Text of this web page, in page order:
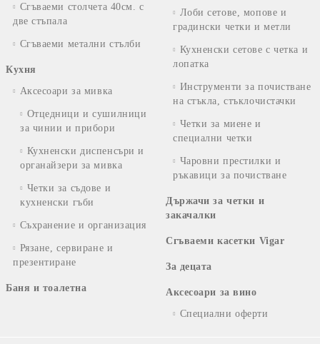
Сгъваеми столчета 40см. с
две стъпала
Сгъваеми метални стълби
Кухня
Аксесоари за мивка
Отцедници и сушилници
за чинии и прибори
Кухненски диспенсъри и
органайзери за мивка
Четки за съдове и
кухненски гъби
Съхранение и организация
Рязане, сервиране и
презентиране
Баня и тоалетна
Лоби сетове, мопове и
градински четки и метли
Кухненски сетове с четка и
лопатка
Инструменти за почистване
на стъкла, стъклочистачки
Четки за миене и
специални четки
Чаровни престилки и
ръкавици за почистване
Държачи за четки и
закачалки
Сгъваеми касетки Vigar
За децата
Аксесоари за вино
Специални оферти